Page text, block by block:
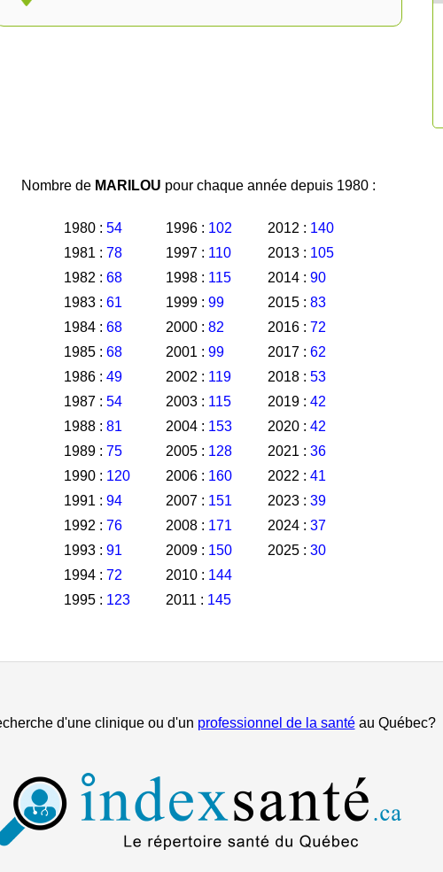
Nombre de MARILOU pour chaque année depuis 1980 :
1980 : 54
1981 : 78
1982 : 68
1983 : 61
1984 : 68
1985 : 68
1986 : 49
1987 : 54
1988 : 81
1989 : 75
1990 : 120
1991 : 94
1992 : 76
1993 : 91
1994 : 72
1995 : 123
1996 : 102
1997 : 110
1998 : 115
1999 : 99
2000 : 82
2001 : 99
2002 : 119
2003 : 115
2004 : 153
2005 : 128
2006 : 160
2007 : 151
2008 : 171
2009 : 150
2010 : 144
2011 : 145
2012 : 140
2013 : 105
2014 : 90
2015 : 83
2016 : 72
2017 : 62
2018 : 53
2019 : 42
2020 : 42
2021 : 36
2022 : 41
2023 : 39
2024 : 37
2025 : 30
d'une clinique ou d'un professionnel de la santéau Québec?